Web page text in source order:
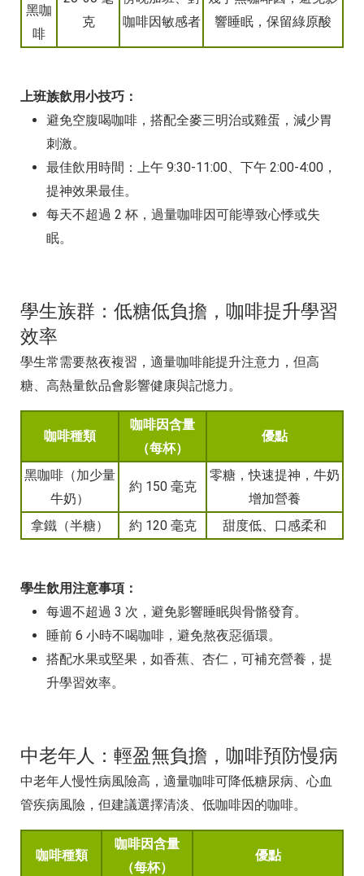
黑咖
啡
克
咖啡因敏感者
響睡眠，保留綠原酸
上班族飲用小技巧：
避免空腹喝咖啡，搭配全麥三明治或雞蛋，減少胃
刺激。
最佳飲用時間：上午 9:30-11:00、下午 2:00-4:00，
提神效果最佳。
每天不超過 2 杯，過量咖啡因可能導致心悸或失
眠。
學生族群：低糖低負擔，咖啡提升學習
效率
學生常需要熬夜複習，適量咖啡能提升注意力，但高
糖、高熱量飲品會影響健康與記憶力。
咖啡種類
咖啡因含量
（每杯）
優點
黑咖啡（加少量
牛奶）
約 150 毫克
零糖，快速提神，牛奶
增加營養
拿鐵（半糖）
約 120 毫克 甜度低、口感柔和
學生飲用注意事項：
每週不超過 3 次，避免影響睡眠與骨骼發育。
睡前 6 小時不喝咖啡，避免熬夜惡循環。
搭配水果或堅果，如香蕉、杏仁，可補充營養，提
升學習效率。
中老年人：輕盈無負擔，咖啡預防慢病
中老年人慢性病風險高，適量咖啡可降低糖尿病、心血
管疾病風險，但建議選擇清淡、低咖啡因的咖啡。
咖啡種類
咖啡因含量
（每杯）
優點